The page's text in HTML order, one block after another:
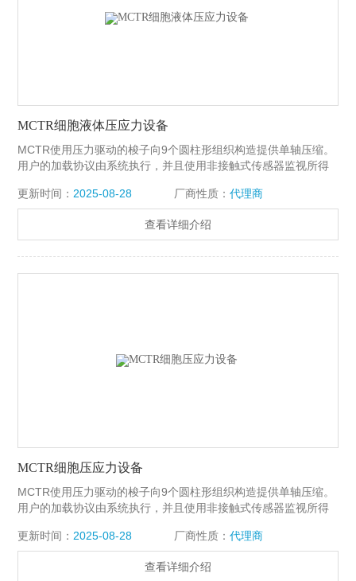
MCTR细胞液体压应力设备
MCTR使用压力驱动的梭子向9个圆柱形组织构造提供单轴压缩。
用户的加载协议由系统执行，并且使用非接触式传感器监视所得
间视觉确认正确的样品加载和实时成像。 样品室板可以灭菌，该
系统适用于实验室培养箱中的长期细胞培养。MCTR细胞液体压
更新时间： 2025-08-28 厂商性质： 代理商
查看详细介绍
MCTR细胞压应力设备
MCTR使用压力驱动的梭子向9个圆柱形组织构造提供单轴压缩。
用户的加载协议由系统执行，并且使用非接触式传感器监视所得
间视觉确认正确的样品加载和实时成像。 样品室板可以灭菌，该
系统适用于实验室培养箱中的长期细胞培养。MCTR细胞压缩装
更新时间： 2025-08-28 厂商性质： 代理商
查看详细介绍